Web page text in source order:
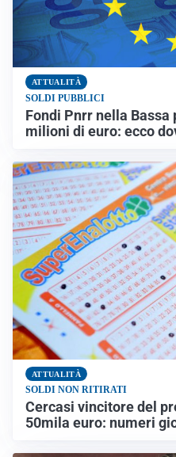
ATTUALITÀ
SOLDI PUBBLICI
Fondi Pnrr nella Bassa
milioni di euro: ecco
ATTUALITÀ
SOLDI NON RITIRATI
Cercasi vincitore del
50mila euro: numeri